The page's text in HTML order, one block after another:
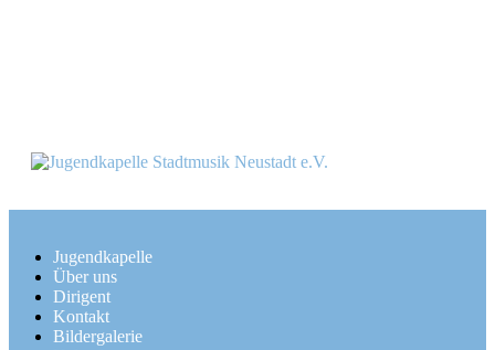
Jugendkapelle
Über uns
Dirigent
Kontakt
Bildergalerie